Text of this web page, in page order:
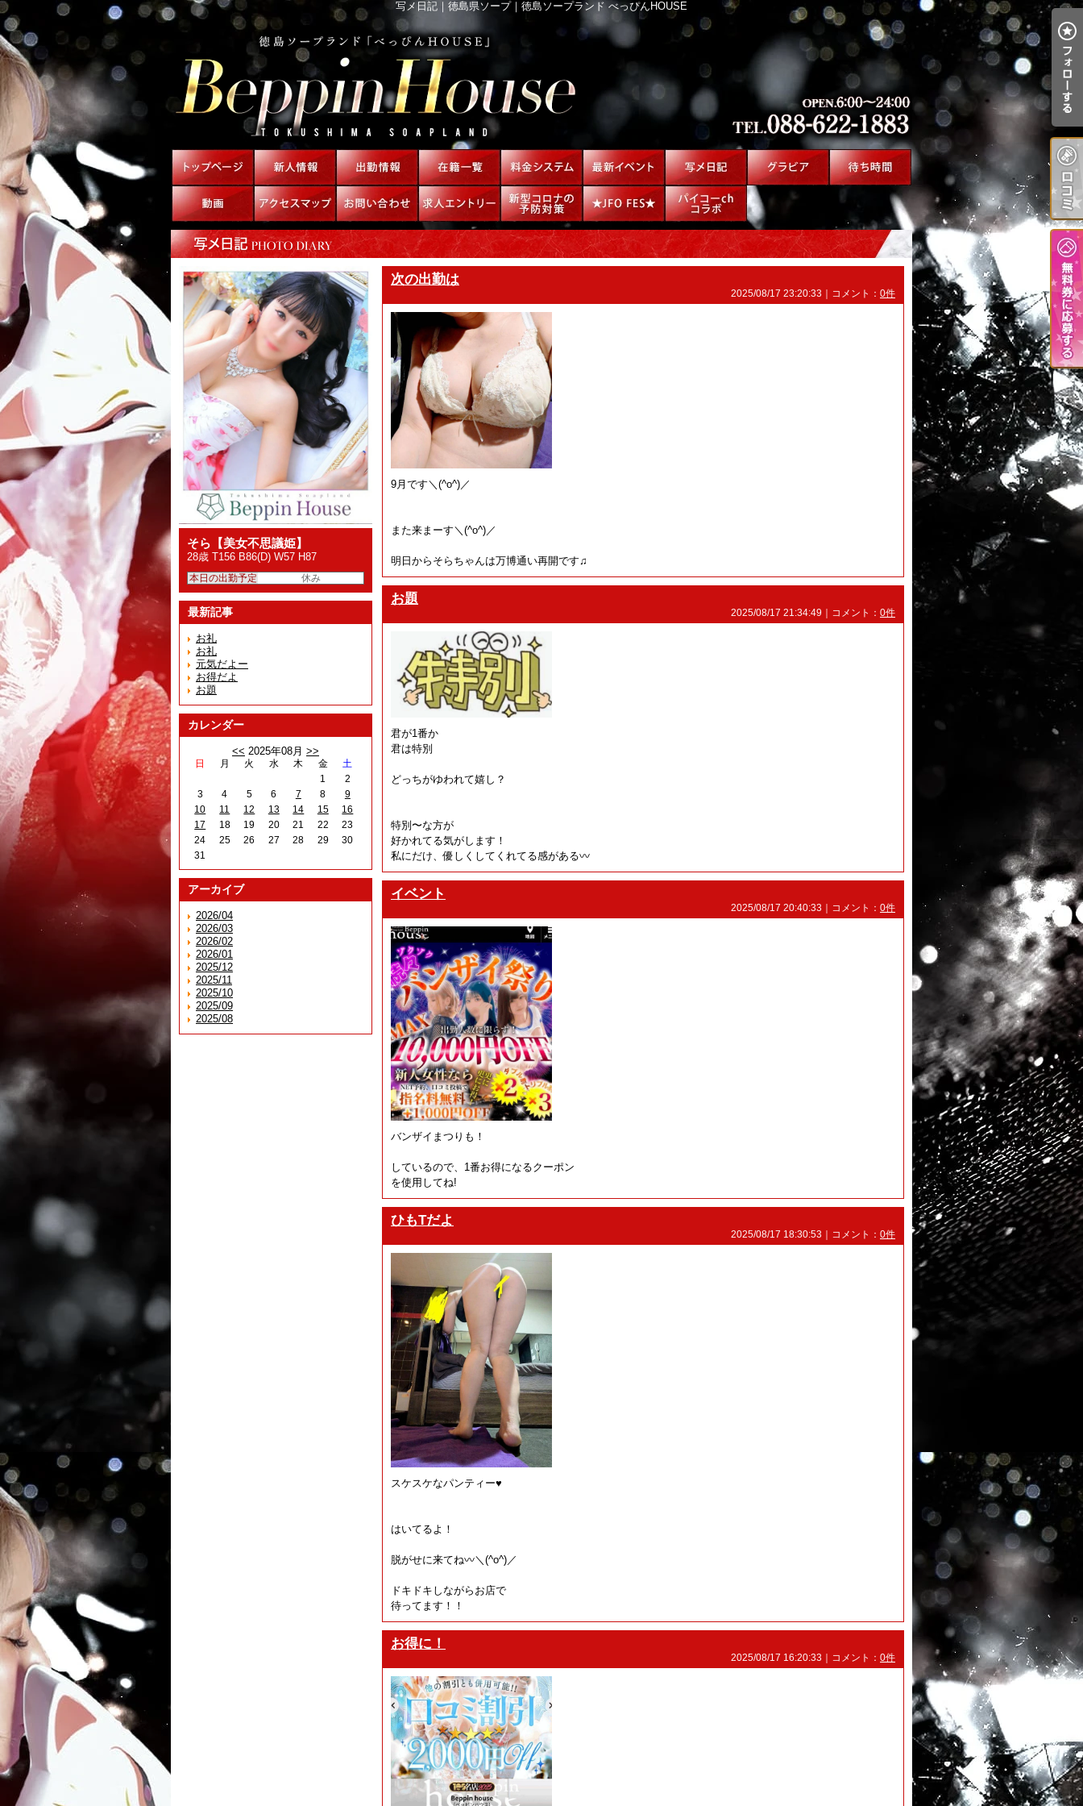
写メ日記｜徳島県ソープ｜徳島ソープランド べっぴんHOUSE
そら【美女不思議姫】
28歳 T156 B86(D) W57 H87
本日の出勤予定 休み
最新記事
お礼
お礼
元気だよー
お得だよ
お題
カレンダー
<< 2025年08月 >>
日 月 火 水 木 金
土
1
2
3
4 5 6 7 8
9
10
11 12 13 14 15
16
17
18 19 20 21 22
23
24
25 26 27 28 29
30
31
アーカイブ
2026/04
2026/03
2026/02
2026/01
2025/12
2025/11
2025/10
2025/09
2025/08
次の出勤は
2025/08/17 23:20:33｜コメント： 0件
9月です＼(^o^)／
また来まーす＼(^o^)／
明日からそらちゃんは万博通い再開です♫
お題
2025/08/17 21:34:49｜コメント： 0件
君が1番か
君は特別
どっちがゆわれて嬉し？
特別〜な方が
好かれてる気がします！
私にだけ、優しくしてくれてる感がある〰
イベント
2025/08/17 20:40:33｜コメント： 0件
バンザイまつりも！
しているので、1番お得になるクーポン
を使用してね!
ひもTだよ
2025/08/17 18:30:53｜コメント： 0件
スケスケなパンティー♥
はいてるよ！
脱がせに来てね〰＼(^o^)／
ドキドキしながらお店で
待ってます！！
お得に！
2025/08/17 16:20:33｜コメント： 0件